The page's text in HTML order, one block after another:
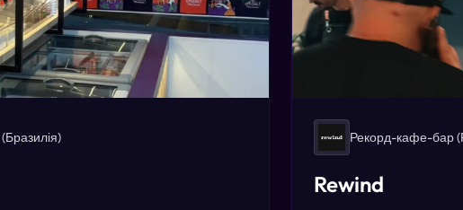
(Бразилія) Рекорд-кафе-бар
Rewind